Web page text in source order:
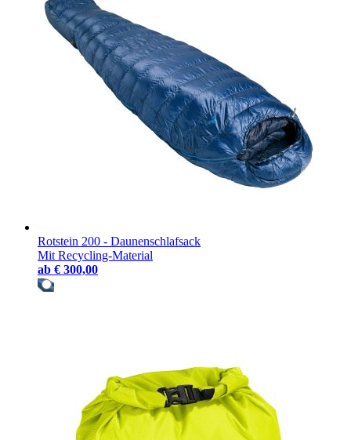
Rotstein 200 - Daunenschlafsack
Mit Recycling-Material
ab € 300,00